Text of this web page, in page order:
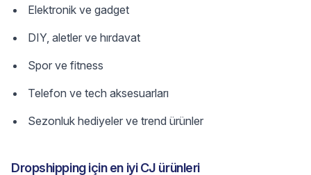
Elektronik ve gadget
DIY, aletler ve hırdavat
Spor ve fitness
Telefon ve tech aksesuarları
Sezonluk hediyeler ve trend ürünler
Dropshipping için en iyi CJ ürünleri